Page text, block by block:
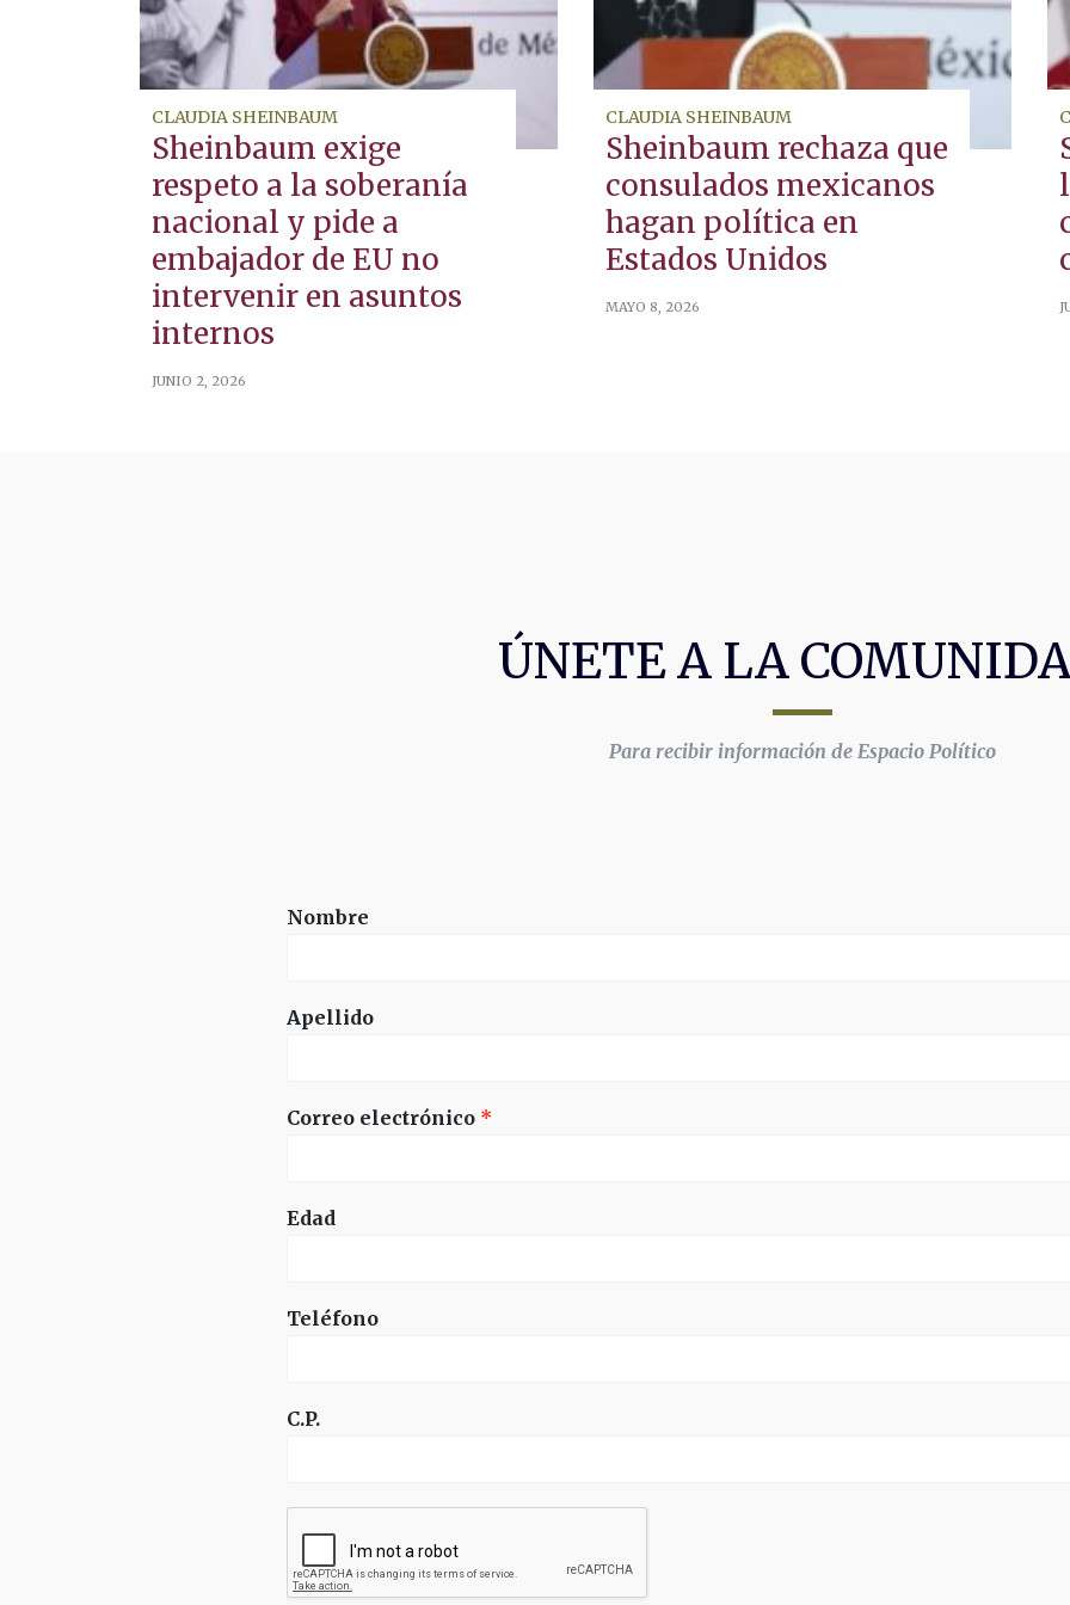
CLAUDIA SHEINBAUM
Sheinbaum exige
respeto a la soberanía
nacional y pide a
embajador de EU no
intervenir en asuntos
internos
JUNIO 2, 2026
CLAUDIA SHEINBAUM
Sheinbaum rechaza que
consulados mexicanos
hagan política en
Estados Unidos
MAYO 8, 2026
ÚNETE A LA
Para recibir información de Espacio Político
Nombre
Apellido
Correo electrónico *
Edad
Teléfono
C.P.